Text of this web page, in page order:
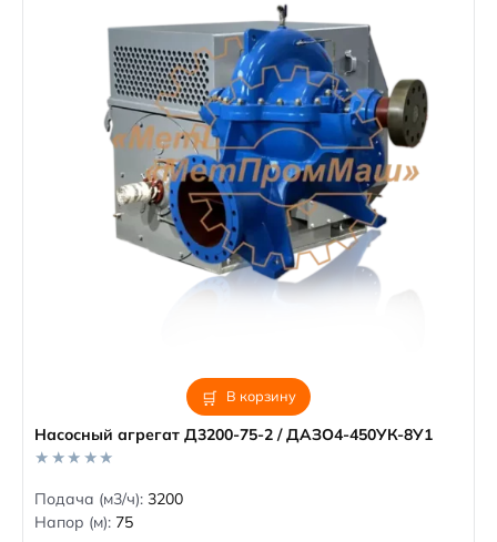
В корзину
Насосный агрегат Д3200-75-2 / ДАЗО4-450УК-8У1
0
o
u
Подача (м3/ч): 3200
Напор (м): 75